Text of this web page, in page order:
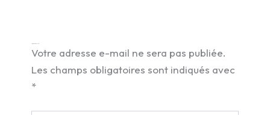
Votre adresse e-mail ne sera pas publiée.
Les champs obligatoires sont indiqués avec
*